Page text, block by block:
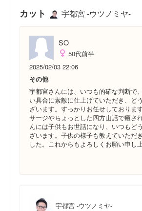
カット 宇都宮 -ウツノミヤ-
SO
50代前半
2025/02/03 22:06
その他
宇都宮さんには、いつも的確な判断で
い具合に素敵に仕上げていただき、ど
ざいます。すっかりお任せしておりま
サージやちょっとした四方山話で癒さ
んには子供もお世話になり、いつもど
ざいます。子供の様子も教えていただ
した。これからもよろしくお願い申し
宇都宮 -ウツノミヤ-